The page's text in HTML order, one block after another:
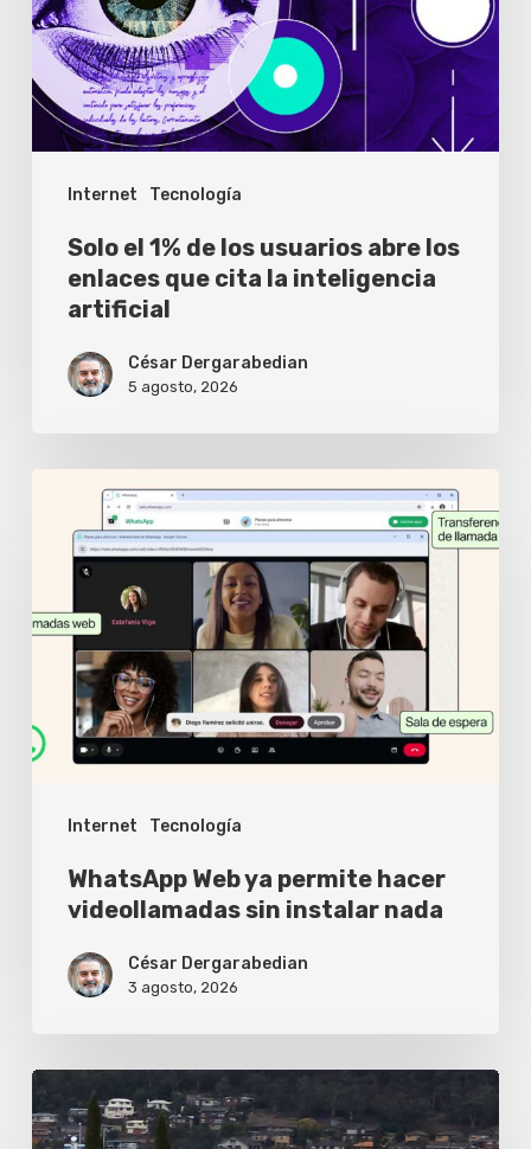
Internet Tecnología
los
usuarios
abre
los
enlaces
inteligencia
artificial
Solo el 1% de los usuarios abre los
enlaces que cita la inteligencia
artificial
César Dergarabedian
5 agosto, 2026
Internet Tecnología
WhatsApp
hacer
videollamadas
instalar
WhatsApp Web ya permite hacer
videollamadas sin instalar nada
César Dergarabedian
3 agosto, 2026
El
China